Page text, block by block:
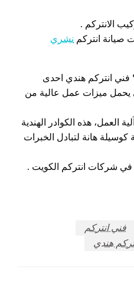
انتركم نشري
فني انتركم هندي احدى
يحمل ميزات عمل عالية من
العمل، هذه الكوادر الهندية
كوسيلة هانة لتبادل الخبرات
في شركات انتركم الكويت .
فني انتركم
هندي